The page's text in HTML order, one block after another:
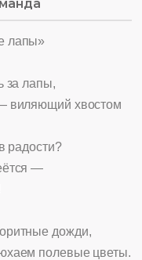
лапы»
за лапы,
виляющий хвостом
радости?
—
дожди,
полевые цветы.